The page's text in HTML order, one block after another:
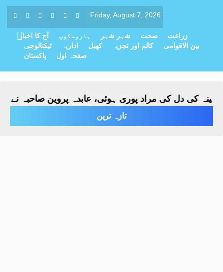
Friday, August 7, 2026
آج کا اخبار ہاروسکوپ شہر شہر صحت
زراعت
ٹیکنالوجی
اداریہ کھیل کالم اور تجزیہ
بین الاقوامی
پاکستان
صفحہ اول
کی دل کی مراد پوری ہوئی، عابدہ پروین صاحبہ نے
تازہ ترین